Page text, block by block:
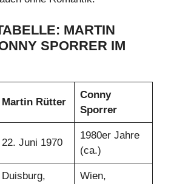
MARTIN
SPORRER IM
Martin Rütter
Conny
Sporrer
22. Juni 1970
1980er Jahre
(ca.)
Duisburg,
Wien,